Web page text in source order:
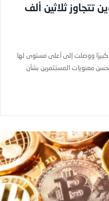
تتجاوز ثلاثين ألف
كبيرًا ووصلت إلى أعلى مستوى لها
معنويات المستثمرين بشأن